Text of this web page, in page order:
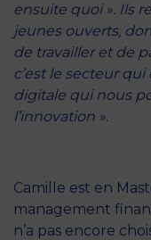
ensuite quoi ». Ils
jeunes ouverts,
de travailler et de
c’est le secteur
digitale qui nous
l’innovation ».
Camille est en
management
n’a pas encore